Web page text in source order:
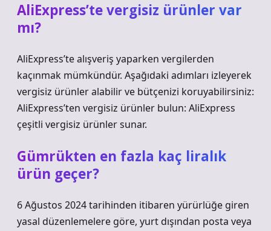
AliExpress’te vergisiz ürünler var
mı?
AliExpress’te alışveriş yaparken vergilerden
kaçınmak mümkündür. Aşağıdaki adımları izleyerek
vergisiz ürünler alabilir ve bütçenizi koruyabilirsiniz:
AliExpress’ten vergisiz ürünler bulun: AliExpress
çeşitli vergisiz ürünler sunar.
Gümrükten en fazla kaç liralık
ürün geçer?
6 Ağustos 2024 tarihinden itibaren yürürlüğe giren
yasal düzenlemelere göre, yurt dışından posta veya